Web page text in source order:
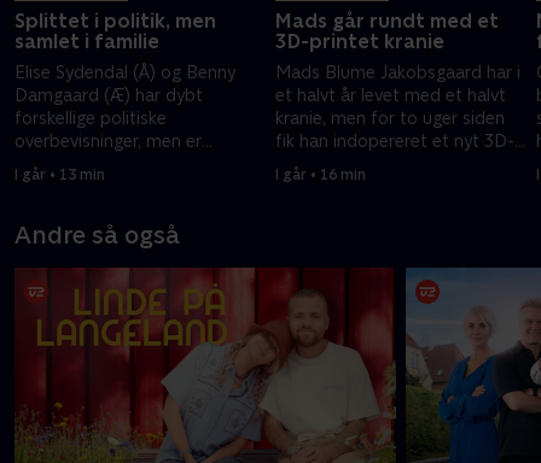
Splittet i politik, men
samlet i familie
Elise Sydendal (Å) og Benny
Damgaard (Æ) har dybt
forskellige politiske
overbevisninger, men er
samtidigt papfar og papdatter.
I går • 13 min
Mads går rundt med et
3D-printet kranie
Mads Blume Jakobsgaard har i
et halvt år levet med et halvt
kranie, men for to uger siden
fik han indopereret et nyt 3D-
printet kranie.
I går • 16 min
Andre så også